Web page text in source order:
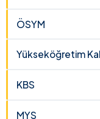
ÖSYM
Yükseköğretim
KBS
MYS